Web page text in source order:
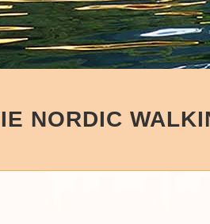
NORDIC